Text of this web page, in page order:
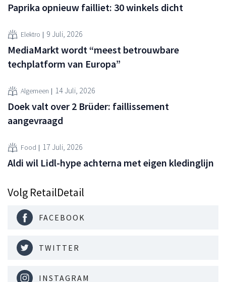
Paprika opnieuw failliet: 30 winkels dicht
Elektro 9 Juli, 2026
MediaMarkt wordt “meest betrouwbare
techplatform van Europa”
Algemeen 14 Juli, 2026
Doek valt over 2 Brüder: faillissement
aangevraagd
Food 17 Juli, 2026
Aldi wil Lidl-hype achterna met eigen kledinglijn
Volg RetailDetail
FACEBOOK
TWITTER
INSTAGRAM